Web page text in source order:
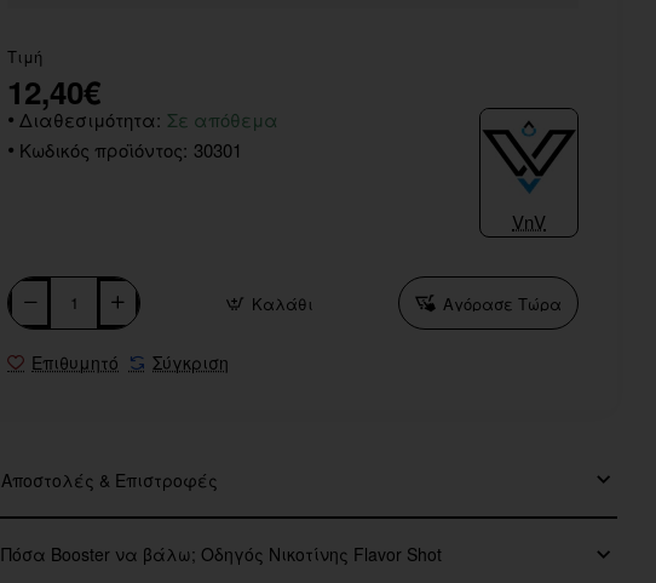
Τιμή
12,40€
Διαθεσιμότητα: Σε απόθεμα
Κωδικός προϊόντος: 30301
VnV
Καλάθι Αγόρασε Τώρα
Επιθυμητό Σύγκριση
Αποστολές & Επιστροφές
Πόσα Booster να βάλω; Οδηγός Νικοτίνης Flavor Shot